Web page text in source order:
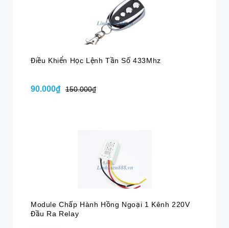
Điều Khiển Học Lệnh Tần Số 433Mhz
90.000₫ 150.000₫
Module Chấp Hành Hồng Ngoại 1 Kênh 220V
Đầu Ra Relay